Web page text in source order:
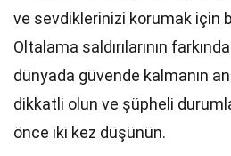
ve sevdiklerinizi korumak için
Oltalama saldırılarının
dünyada güvende kalmanın
dikkatli olun ve şüpheli
önce iki kez düşünün.